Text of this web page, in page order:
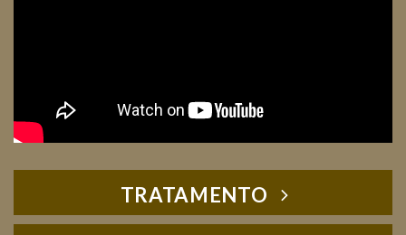
TRATAMENTO